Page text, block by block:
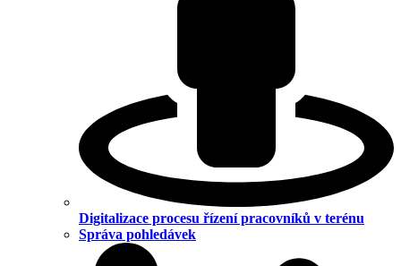
Digitalizace procesu řízení pracovníků v terénu
Správa pohledávek